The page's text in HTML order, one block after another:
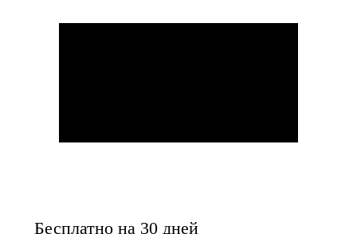
Бесплатно на 30 дней